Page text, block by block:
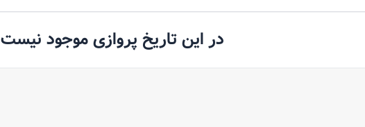
در این تاریخ پروازی موجود نیست